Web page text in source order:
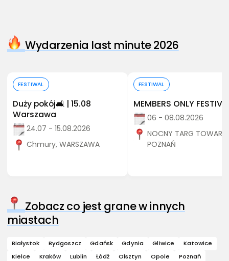
Wydarzenia last minute 2026
FESTIWAL
Duży pokój🛋️ | 15.08
Warszawa
24.07 - 15.08.2026
Chmury, WARSZAWA
FESTIWAL
MEMBERS ONLY
06 - 08.08.2026
NOCNY TARG
POZNAŃ
Zobacz co jest grane w innych
miastach
Białystok Bydgoszcz Gdańsk Gdynia Gliwice
Katowice
Kielce
Kraków Lublin Łódź Olsztyn Opole
Poznań